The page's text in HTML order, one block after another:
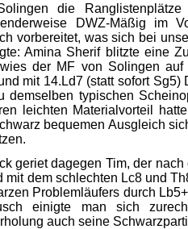
die
DWZ-Mäßig im
vorbereitet, was sich bei
Amina Sherif blitzte eine
der MF von Solingen
mit 14.Ld7 (statt sofort
demselben typischen
leichten Materialvorteil
bequemen Ausgleich
geriet dagegen Tim, der
mit dem schlechten Lc8 und
Problemläufers durch
einigte man sich
auch seine